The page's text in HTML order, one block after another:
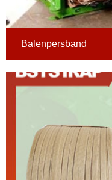
Balenpersband